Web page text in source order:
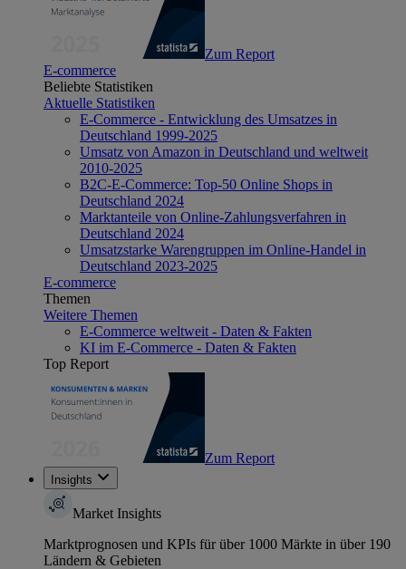
Zum Report
E-commerce
Beliebte Statistiken
Aktuelle Statistiken
E-Commerce - Entwicklung des Umsatzes in
Deutschland 1999-2025
Umsatz von Amazon in Deutschland und weltweit
2010-2025
B2C-E-Commerce: Top-50 Online Shops in
Deutschland 2024
Marktanteile von Online-Zahlungsverfahren in
Deutschland 2024
Umsatzstarke Warengruppen im Online-Handel in
Deutschland 2023-2025
E-commerce
Themen
Weitere Themen
E-Commerce weltweit - Daten & Fakten
KI im E-Commerce - Daten & Fakten
Top Report
Zum Report
Insights
Market Insights
Marktprognosen und KPIs für über 1000 Märkte in über 190
Ländern & Gebieten